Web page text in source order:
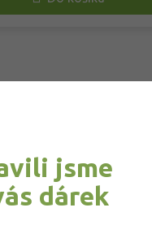
s voskovým povlakem.
jsme
dárek